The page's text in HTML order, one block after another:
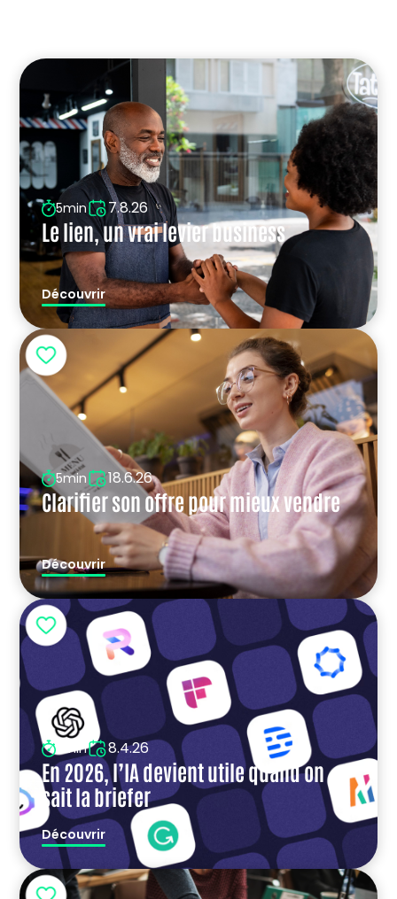
5min 7.8.26
Le lien, un vrai levier business
Découvrir
5min 18.6.26
Clarifier son offre pour mieux vendre
Découvrir
5min 8.4.26
En 2026, l’IA devient utile quand on
sait la briefer
Découvrir